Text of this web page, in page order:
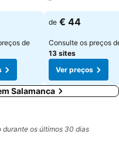
de
Ver preços
de € 44
Consulte os preços
13 sites
Ver preços
Salamanca
durante os últimos 30 dias